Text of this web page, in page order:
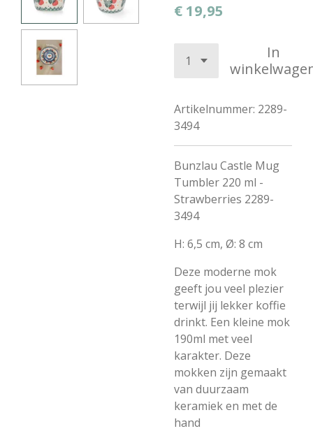
€ 19,95
In
Artikelnummer: 2289-
3494
Bunzlau Castle Mug
Tumbler 220 ml -
Strawberries 2289-
3494
H: 6,5 cm, Ø: 8 cm
Deze moderne mok
geeft jou veel plezier
terwijl jij lekker koffie
drinkt. Een kleine mok
190ml met veel
karakter. Deze
mokken zijn gemaakt
van duurzaam
keramiek en met de
hand